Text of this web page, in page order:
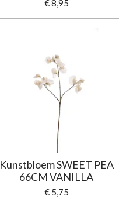
€ 8,95
Kunstbloem SWEET PEA
66CM VANILLA
€ 5,75